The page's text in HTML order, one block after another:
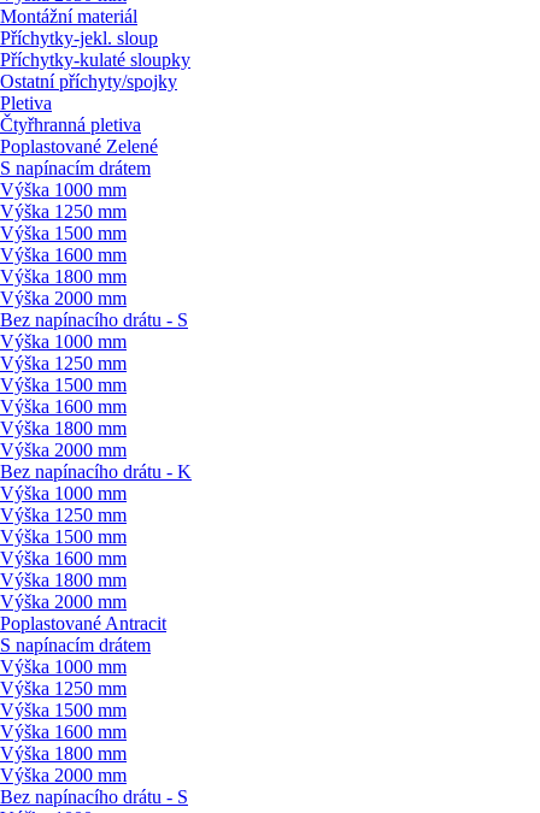
Montážní materiál
Příchytky-jekl. sloup
Příchytky-kulaté sloupky
Ostatní příchyty/spojky
Pletiva
Čtyřhranná pletiva
Poplastované Zelené
S napínacím drátem
Výška 1000 mm
Výška 1250 mm
Výška 1500 mm
Výška 1600 mm
Výška 1800 mm
Výška 2000 mm
Bez napínacího drátu - S
Výška 1000 mm
Výška 1250 mm
Výška 1500 mm
Výška 1600 mm
Výška 1800 mm
Výška 2000 mm
Bez napínacího drátu - K
Výška 1000 mm
Výška 1250 mm
Výška 1500 mm
Výška 1600 mm
Výška 1800 mm
Výška 2000 mm
Poplastované Antracit
S napínacím drátem
Výška 1000 mm
Výška 1250 mm
Výška 1500 mm
Výška 1600 mm
Výška 1800 mm
Výška 2000 mm
Bez napínacího drátu - S